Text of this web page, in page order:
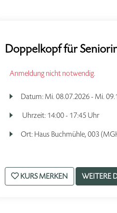
Doppelkopf für
Anmeldung nicht notwendig.
Datum: Mi. 08.07.2026 - Mi.
Uhrzeit: 14:00 - 17:45 Uhr
Ort: Haus Buchmühle, 003
KURS MERKEN WEITERE